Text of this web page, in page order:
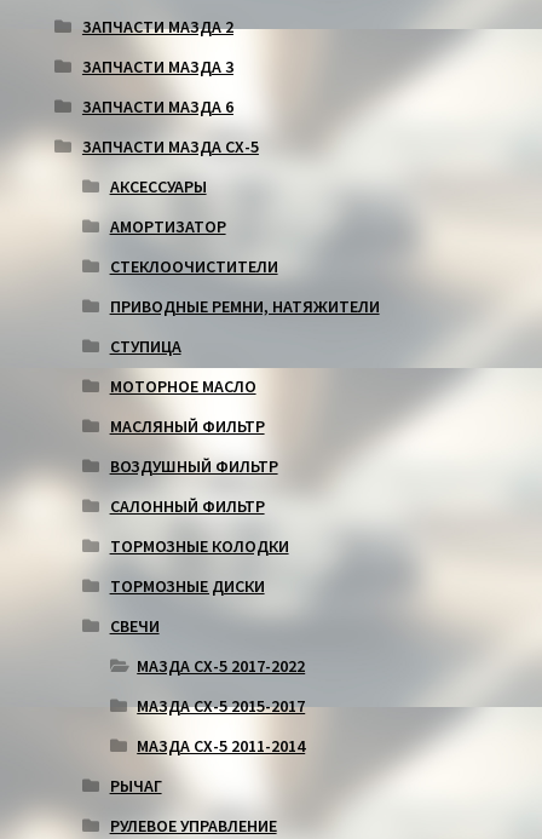
ЗАПЧАСТИ МАЗДА 2
ЗАПЧАСТИ МАЗДА 3
ЗАПЧАСТИ МАЗДА 6
ЗАПЧАСТИ МАЗДА СХ-5
АКСЕССУАРЫ
АМОРТИЗАТОР
СТЕКЛООЧИСТИТЕЛИ
ПРИВОДНЫЕ РЕМНИ, НАТЯЖИТЕЛИ
СТУПИЦА
МОТОРНОЕ МАСЛО
МАСЛЯНЫЙ ФИЛЬТР
ВОЗДУШНЫЙ ФИЛЬТР
САЛОННЫЙ ФИЛЬТР
ТОРМОЗНЫЕ КОЛОДКИ
ТОРМОЗНЫЕ ДИСКИ
СВЕЧИ
МАЗДА СХ-5 2017-2022
МАЗДА СХ-5 2015-2017
МАЗДА СХ-5 2011-2014
РЫЧАГ
РУЛЕВОЕ УПРАВЛЕНИЕ